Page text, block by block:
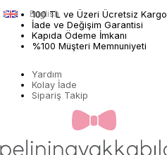
100 TL ve Üzeri Ücretsiz Kargo
İade ve Değişim Garantisi
Kapıda Ödeme İmkanı
%100 Müşteri Memnuniyeti
Yardım
Kolay İade
Sipariş Takip
English